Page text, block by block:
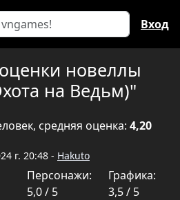
Вход
новеллы
на Ведьм)"
средняя оценка: 4,20
г. 20:48 - Hakuto
Персонажи:
5,0 / 5
Графика:
3,5 / 5